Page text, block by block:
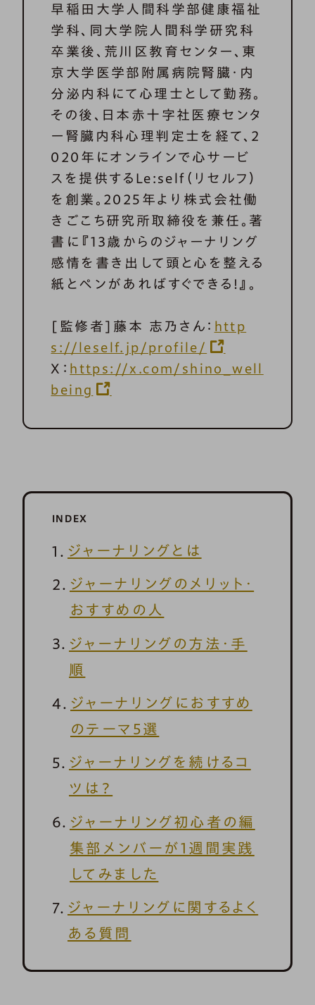
早稲田大学人間科学部健康福祉
学科、同大学院人間科学研究科
卒業後、荒川区教育センター、東
京大学医学部附属病院腎臓・内
分泌内科にて心理士として勤務。
その後、日本赤十字社医療センタ
ー腎臓内科心理判定士を経て、2
020年にオンラインで心サービ
スを提供するLe:self（リセルフ）
を創業。2025年より株式会社働
きごこち研究所取締役を兼任。著
書に『13歳からのジャーナリング
感情を書き出して頭と心を整える
紙とペンがあればすぐできる!』。
[監修者]藤本 志乃さん： http
s://leself.jp/profile/
X： https://x.com/shino_well
being
INDEX
ジャーナリングとは
ジャーナリングのメリット・
おすすめの人
ジャーナリングの方法・手
順
ジャーナリングにおすすめ
のテーマ5選
ジャーナリングを続けるコ
ツは？
ジャーナリング初心者の編
集部メンバーが1週間実践
してみました
ジャーナリングに関するよく
ある質問